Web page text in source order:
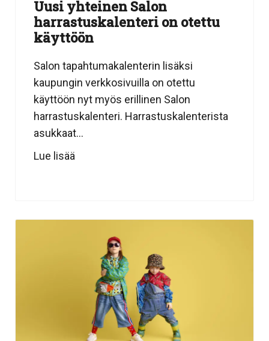
Uusi yhteinen Salon
harrastuskalenteri on otettu
käyttöön
Salon tapahtumakalenterin lisäksi
kaupungin verkkosivuilla on otettu
käyttöön nyt myös erillinen Salon
harrastuskalenteri. Harrastuskalenterista
asukkaat...
Lue lisää